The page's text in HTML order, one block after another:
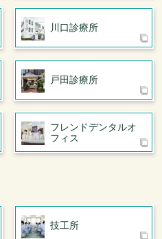
川口診療所
戸田診療所
フレンドデンタルオ
フィス
技工所